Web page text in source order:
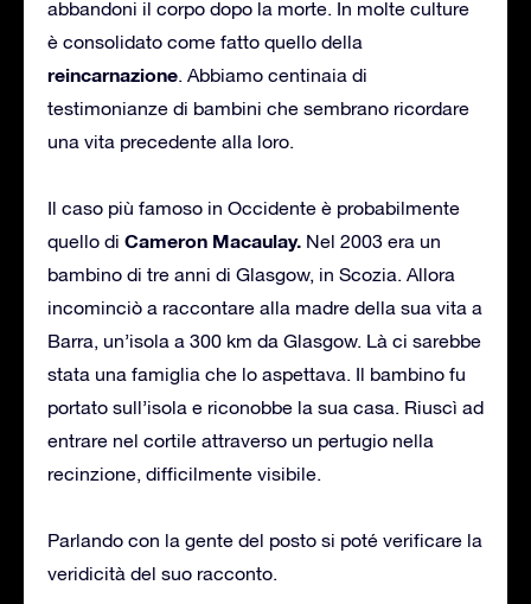
abbandoni il corpo dopo la morte. In molte culture
è consolidato come fatto quello della
reincarnazione. Abbiamo centinaia di
testimonianze di bambini che sembrano ricordare
una vita precedente alla loro.
Il caso più famoso in Occidente è probabilmente
quello di Cameron Macaulay. Nel 2003 era un
bambino di tre anni di Glasgow, in Scozia. Allora
incominciò a raccontare alla madre della sua vita a
Barra, un’isola a 300 km da Glasgow. Là ci sarebbe
stata una famiglia che lo aspettava. Il bambino fu
portato sull’isola e riconobbe la sua casa. Riuscì ad
entrare nel cortile attraverso un pertugio nella
recinzione, difficilmente visibile.
Parlando con la gente del posto si poté verificare la
veridicità del suo racconto.